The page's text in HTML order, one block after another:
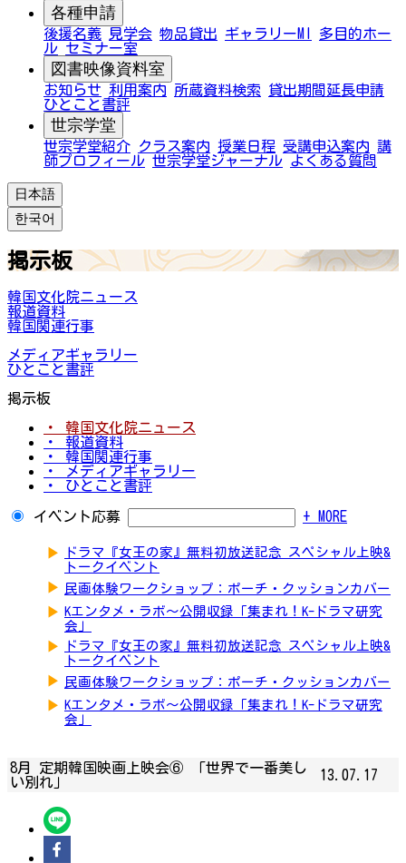
各種申請
後援名義 見学会 物品貸出 ギャラリーMI
多目的ホー
ル セミナー室
図書映像資料室
お知らせ 利用案内 所蔵資料検索
貸出期間延長申請
ひとこと書評
世宗学堂
世宗学堂紹介 クラス案内 授業日程 受講申込案内 講
師プロフィール 世宗学堂ジャーナル よくある質問
日本語
한국어
掲示板
韓国文化院ニュース
報道資料
韓国関連行事
メディアギャラリー
ひとこと書評
掲示板
・ 韓国文化院ニュース
・ 報道資料
・ 韓国関連行事
・ メディアギャラリー
・ ひとこと書評
イベント応募 + MORE
▶
ドラマ『女王の家』無料初放送記念 スペシャル上映&
トークイベント
▶ 民画体験ワークショップ：ポーチ・クッションカバー
▶ Kエンタメ・ラボ～公開収録「集まれ！K-ドラマ研究
会」
▶
ドラマ『女王の家』無料初放送記念 スペシャル上映&
トークイベント
▶ 民画体験ワークショップ：ポーチ・クッションカバー
▶ Kエンタメ・ラボ～公開収録「集まれ！K-ドラマ研究
会」
8月 定期韓国映画上映会⑥ 「世界で一番美し
い別れ」
13.07.17